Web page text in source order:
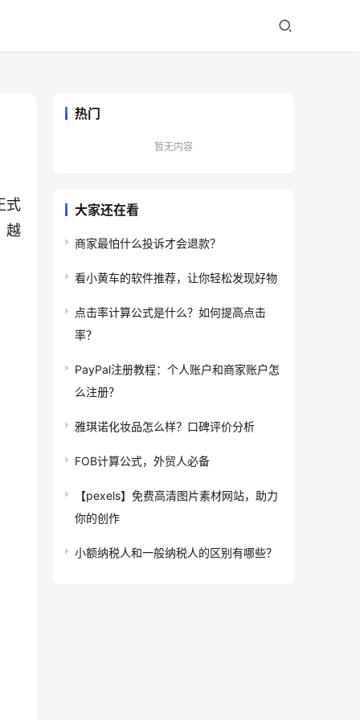
式
越
热门
暂无内容
大家还在看
商家最怕什么投诉才会退款？
看小黄车的软件推荐，让你轻松发现好物
点击率计算公式是什么？如何提高点击
率？
PayPal注册教程：个人账户和商家账户怎
么注册？
雅琪诺化妆品怎么样？口碑评价分析
FOB计算公式，外贸人必备
【pexels】免费高清图片素材网站，助力
你的创作
小额纳税人和一般纳税人的区别有哪些？